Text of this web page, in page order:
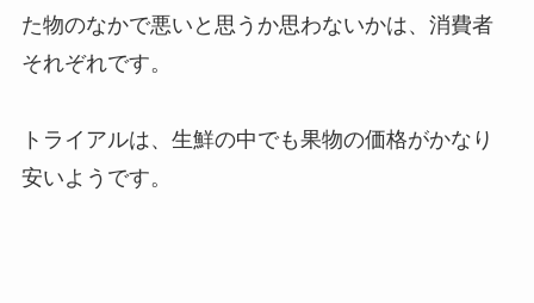
た物のなかで悪いと思うか思わないかは、消費者
それぞれです。
トライアルは、生鮮の中でも果物の価格がかなり
安いようです。